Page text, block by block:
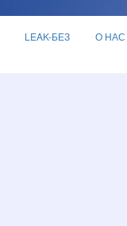
LEAK-БЕЗ О НАС